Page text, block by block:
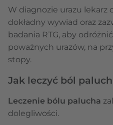
W diagnozie urazu lekarz
dokładny wywiad oraz
badania RTG, aby
poważnych urazów, na
stopy.
Jak leczyć ból
Leczenie bólu palucha
dolegliwości.